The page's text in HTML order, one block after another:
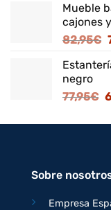
Mueble
cajones
82,95€
negro
77,95€
Sobre
Empresa